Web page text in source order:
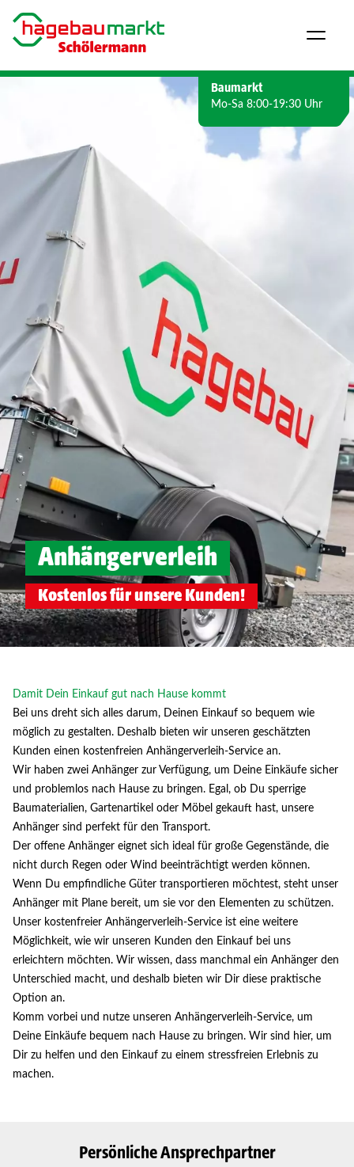
Baumarkt
Mo-Sa 8:00-19:30 Uhr
Anhängerverleih
Kostenlos für unsere Kunden!
Damit Dein Einkauf gut nach Hause kommt
Bei uns dreht sich alles darum, Deinen Einkauf so bequem wie
möglich zu gestalten. Deshalb bieten wir unseren geschätzten
Kunden einen kostenfreien Anhängerverleih-Service an.
Wir haben zwei Anhänger zur Verfügung, um Deine Einkäufe sicher
und problemlos nach Hause zu bringen. Egal, ob Du sperrige
Baumaterialien, Gartenartikel oder Möbel gekauft hast, unsere
Anhänger sind perfekt für den Transport.
Der offene Anhänger eignet sich ideal für große Gegenstände, die
nicht durch Regen oder Wind beeinträchtigt werden können.
Wenn Du empfindliche Güter transportieren möchtest, steht unser
Anhänger mit Plane bereit, um sie vor den Elementen zu schützen.
Unser kostenfreier Anhängerverleih-Service ist eine weitere
Möglichkeit, wie wir unseren Kunden den Einkauf bei uns
erleichtern möchten. Wir wissen, dass manchmal ein Anhänger den
Unterschied macht, und deshalb bieten wir Dir diese praktische
Option an.
Komm vorbei und nutze unseren Anhängerverleih-Service, um
Deine Einkäufe bequem nach Hause zu bringen. Wir sind hier, um
Dir zu helfen und den Einkauf zu einem stressfreien Erlebnis zu
machen.
Persönliche Ansprechpartner